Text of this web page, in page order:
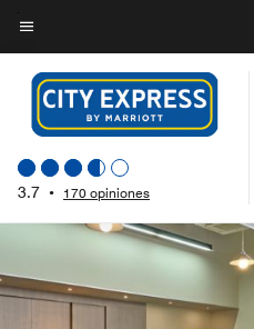
Skip
to
main
content
Texto del menú
3.7 • 170 opiniones